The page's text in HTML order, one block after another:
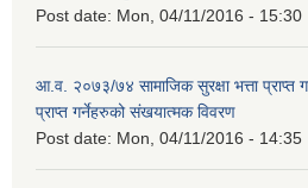
Post date: Mon, 04/11/2016 - 15:30
आ.व. २०७३/७४ सामाजिक सुरक्षा भत्ता प्राप्त
प्राप्त गर्नेहरुको संखयात्मक विवरण
Post date: Mon, 04/11/2016 - 14:35